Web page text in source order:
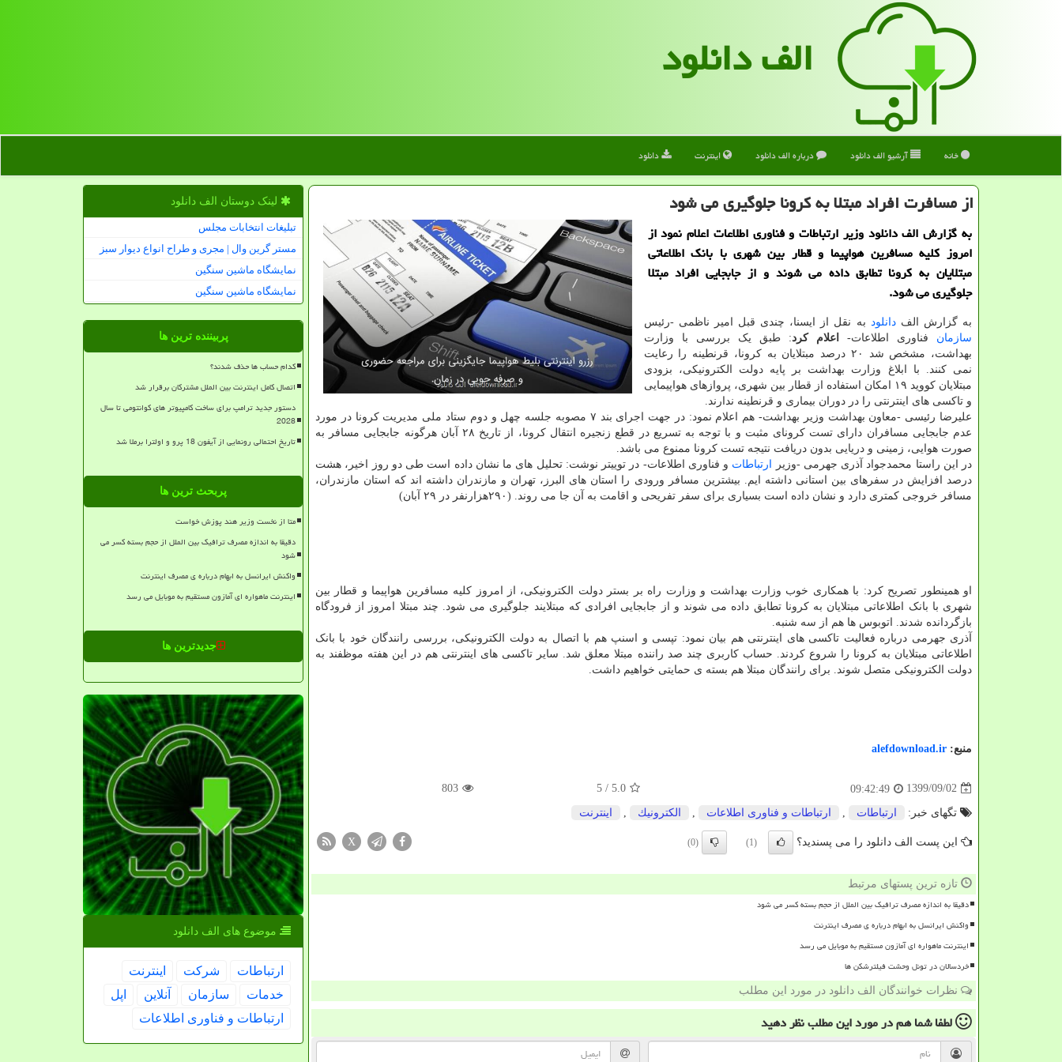
الف دانلود
خانه آرشیو الف دانلود درباره الف دانلود اینترنت دانلود
از مسافرت افراد مبتلا به كرونا جلوگیری می شود
به گزارش الف دانلود وزیر ارتباطات و فناوری اطلاعات اعلام نمود از
امروز كلیه مسافرین هواپیما و قطار بین شهری با بانك اطلاعاتی
مبتلایان به ⁧‫كرونا‬⁩ تطابق داده می شوند و از جابجایی افراد مبتلا
جلوگیری می شود.
به گزارش الفدانلود به نقل از ایسنا، چندی قبل امیر ناظمی -رئیس
سازمان فناوری اطلاعات- اعلام کرد: طبق یک بررسی با وزارت
بهداشت، مشخص شد ۲۰ درصد مبتلایان به کرونا، قرنطینه را رعایت
نمی کنند. با ابلاغ وزارت بهداشت بر پایه دولت الکترونیکی، بزودی
مبتلایان کووید ۱۹ امکان استفاده از قطار بین شهری، پروازهای هواپیمایی
و تاکسی های اینترنتی را در دوران بیماری و قرنطینه ندارند.
علیرضا رئیسی -معاون بهداشت وزیر بهداشت- هم اعلام نمود: در جهت اجرای بند ۷ مصوبه جلسه چهل و دوم ستاد ملی مدیریت کرونا در مورد
عدم جابجایی مسافران دارای تست کرونای مثبت و با توجه به تسریع در قطع زنجیره انتقال کرونا، از تاریخ ۲۸ آبان هرگونه جابجایی مسافر به
صورت هوایی، زمینی و دریایی بدون دریافت نتیجه تست کرونا ممنوع می باشد.
در این راستا محمدجواد آذری جهرمی -وزیر
ارتباطات و فناوری اطلاعات- در توییتر نوشت: تحلیل های ما نشان داده است طی دو روز اخیر، هشت
درصد افزایش در سفرهای بین استانی داشته ایم. بیشترین مسافر ورودی را استان های البرز، تهران و مازندران داشته اند که استان مازندران،
مسافر خروجی کمتری دارد و نشان داده است بسیاری برای سفر تفریحی و اقامت به آن جا می روند. (۲۹۰هزارنفر در ۲۹ آبان)
او همینطور تصریح کرد: با همکاری خوب وزارت بهداشت و وزارت راه بر بستر ⁧‫دولت الکترونیکی‬⁩، از امروز کلیه مسافرین هواپیما و قطار بین
شهری با بانک اطلاعاتی مبتلایان به ⁧‫کرونا‬⁩ تطابق داده می شوند و از جابجایی افرادی که مبتلایند جلوگیری می شود. چند مبتلا امروز از فرودگاه
بازگردانده شدند. اتوبوس ها هم از سه شنبه.
آذری جهرمی درباره فعالیت تاکسی های اینترنتی هم بیان نمود: ‏تپسی و اسنپ هم با اتصال به ⁧‫دولت الکترونیکی‬⁩، بررسی رانندگان خود با بانک
اطلاعاتی مبتلایان به ⁧‫کرونا‬⁩ را شروع کردند. حساب کاربری چند صد راننده مبتلا معلق شد. سایر تاکسی های اینترنتی هم در این هفته موظفند به
دولت الکترونیکی متصل شوند. برای رانندگان مبتلا هم بسته ی حمایتی خواهیم داشت.
منبع: alefdownload.ir
1399/09/02
09:42:49
5.0
/ 5
803
تگهای خبر: ارتباطات ارتباطات و فناوری اطلاعات الكترونیك اینترنت
این پست الف دانلود را می پسندید؟ (1)
(0)
X
تازه ترین پستهای مرتبط
دقیقا به اندازه مصرف ترافیک بین الملل از حجم بسته کسر می شود
واکنش ایرانسل به ابهام درباره ی مصرف اینترنت
اینترنت ماهواره ای آمازون مستقیم به موبایل می رسد
خردسالان در تونل وحشت فیلترشکن ها
نظرات خوانندگان الف دانلود در مورد این مطلب
لطفا شما همدر مورد این مطلبنظر دهید
لینک دوستان الف دانلود
تبلیغات انتخابات مجلس
مستر گرین وال | مجری و طراح انواع دیوار سبز
نمایشگاه ماشین سنگین
نمایشگاه ماشین سنگین
پربیننده ترین ها
کدام حساب ها حذف شدند؟
اتصال کامل اینترنت بین الملل مشترکان برقرار شد
دستور جدید ترامپ برای ساخت کامپیوتر های کوانتومی تا سال
2028
تاریخ احتمالی رونمایی از آیفون 18 پرو و اولترا برملا شد
پربحث ترین ها
متا از نخست وزیر هند پوزش خواست
دقیقا به اندازه مصرف ترافیک بین الملل از حجم بسته کسر می
شود
واکنش ایرانسل به ابهام درباره ی مصرف اینترنت
اینترنت ماهواره ای آمازون مستقیم به موبایل می رسد
جدیدترین ها
موضوع های الف دانلود
ارتباطات شركت
اینترنت
خدمات
سازمان آنلاین
اپل
ارتباطات و فناوری اطلاعات